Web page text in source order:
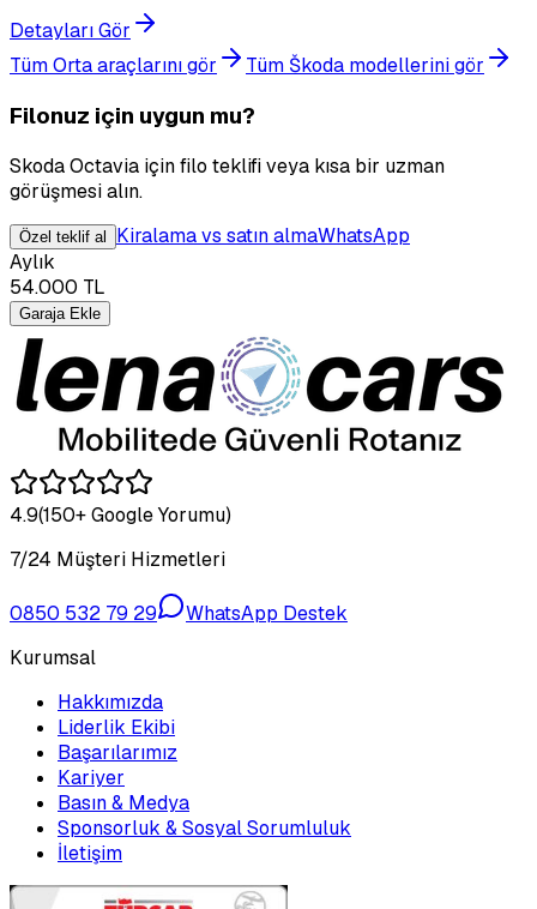
Detayları Gör
Tüm Orta araçlarını gör
Tüm Škoda modellerini gör
Filonuz için uygun mu?
Skoda Octavia için filo teklifi veya kısa bir uzman
görüşmesi alın.
Özel teklif al Kiralama vs satın almaWhatsApp
Aylık
54.000 TL
Garaja Ekle
4.9(150+ Google Yorumu)
7/24 Müşteri Hizmetleri
0850 532 79 29
WhatsApp Destek
Kurumsal
Hakkımızda
Liderlik Ekibi
Başarılarımız
Kariyer
Basın & Medya
Sponsorluk & Sosyal Sorumluluk
İletişim